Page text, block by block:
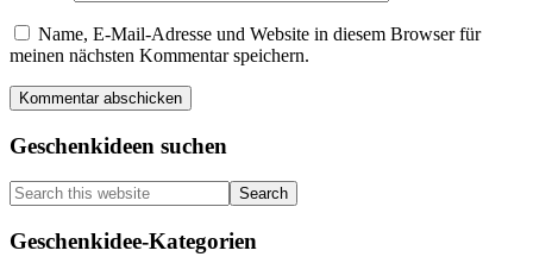
Name, E-Mail-Adresse und Website in diesem Browser für
meinen nächsten Kommentar speichern.
Primary
Sidebar
Geschenkideen suchen
Search
this
website
Geschenkidee-Kategorien